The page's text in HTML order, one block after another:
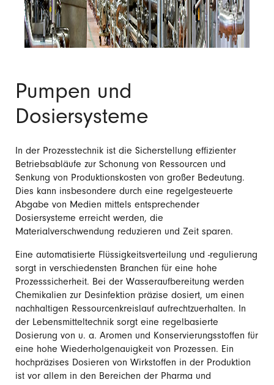
Pumpen und
Dosiersysteme
In der Prozesstechnik ist die Sicherstellung effizienter
Betriebsabläufe zur Schonung von Ressourcen und
Senkung von Produktionskosten von großer Bedeutung.
Dies kann insbesondere durch eine regelgesteuerte
Abgabe von Medien mittels entsprechender
Dosiersysteme erreicht werden, die
Materialverschwendung reduzieren und Zeit sparen.
Eine automatisierte Flüssigkeitsverteilung und -regulierung
sorgt in verschiedensten Branchen für eine hohe
Prozesssicherheit. Bei der Wasseraufbereitung werden
Chemikalien zur Desinfektion präzise dosiert, um einen
nachhaltigen Ressourcenkreislauf aufrechtzuerhalten. In
der Lebensmitteltechnik sorgt eine regelbasierte
Dosierung von u. a. Aromen und Konservierungsstoffen für
eine hohe Wiederholgenauigkeit von Prozessen. Ein
hochpräzises Dosieren von Wirkstoffen in der Produktion
ist vor allem in den Bereichen der Pharma und